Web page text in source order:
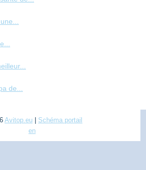
de...
Avitop.eu
Schéma portail
en